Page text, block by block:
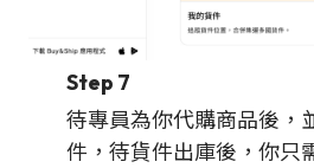
Step 7
待專員為你代購商品後，
件，待貨件出庫後，你只